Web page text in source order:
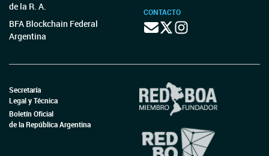
de la R. A.
BFA Blockchain Federal
Argentina
CONTACTO
Secretaría
Legal y Técnica
Boletín Oficial
de la República Argentina